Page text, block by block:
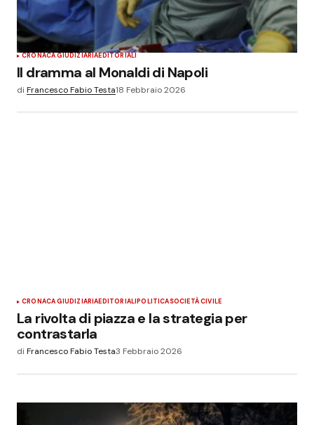
CRONACA GIUDIZIARIAEDITORIALI
Il dramma al Monaldi di Napoli
di Francesco Fabio Testa18 Febbraio 2026
CRONACA GIUDIZIARIAEDITORIALI POLITICASOCIETÀ CIVILE
La rivolta di piazza e la strategia per
contrastarla
di Francesco Fabio Testa3 Febbraio 2026